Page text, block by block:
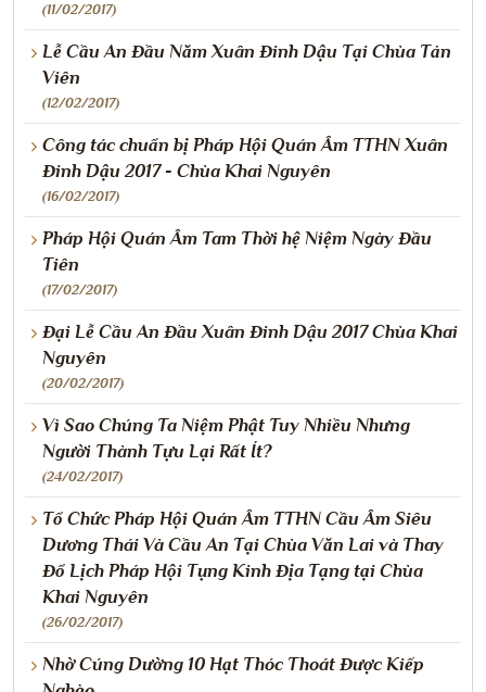
(11/02/2017)
Lễ Cầu An Đầu Năm Xuân Đinh Dậu Tại Chùa Tản
Viên
(12/02/2017)
Công tác chuẩn bị Pháp Hội Quán Âm TTHN Xuân
Đinh Dậu 2017 - Chùa Khai Nguyên
(16/02/2017)
Pháp Hội Quán Âm Tam Thời hệ Niệm Ngày Đầu
Tiên
(17/02/2017)
Đại Lễ Cầu An Đầu Xuân Đinh Dậu 2017 Chùa Khai
Nguyên
(20/02/2017)
Vì Sao Chúng Ta Niệm Phật Tuy Nhiều Nhưng
Người Thành Tựu Lại Rất Ít?
(24/02/2017)
Tổ Chức Pháp Hội Quán Âm TTHN Cầu Âm Siêu
Dương Thái Và Cầu An Tại Chùa Văn Lai và Thay
Đổ Lịch Pháp Hội Tụng Kinh Địa Tạng tại Chùa
Khai Nguyên
(26/02/2017)
Nhờ Cúng Dường 10 Hạt Thóc Thoát Được Kiếp